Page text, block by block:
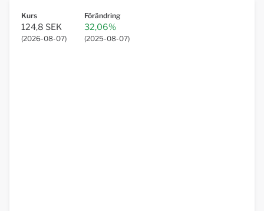
Kurs
124,8 SEK
(2026-08-07)
Förändring
32,06%
(2025-08-07)